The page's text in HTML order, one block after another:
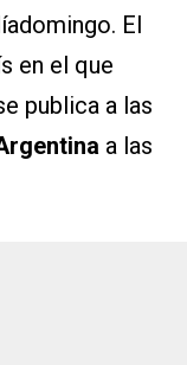
El
en el que
publica a las
a las